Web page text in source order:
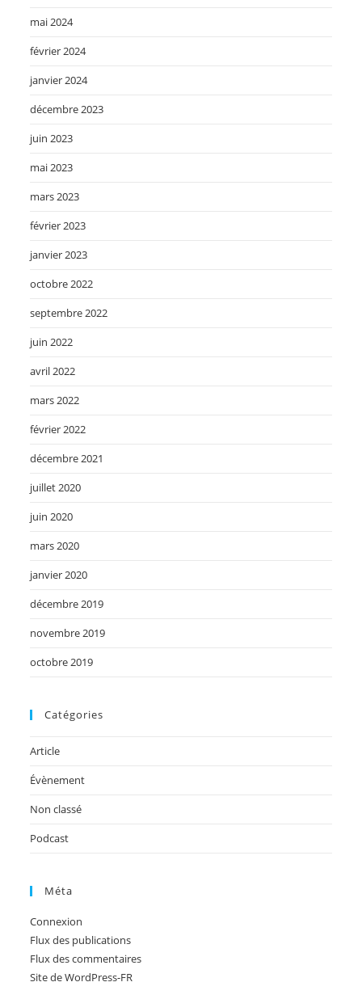
mai 2024
février 2024
janvier 2024
décembre 2023
juin 2023
mai 2023
mars 2023
février 2023
janvier 2023
octobre 2022
septembre 2022
juin 2022
avril 2022
mars 2022
février 2022
décembre 2021
juillet 2020
juin 2020
mars 2020
janvier 2020
décembre 2019
novembre 2019
octobre 2019
Catégories
Article
Évènement
Non classé
Podcast
Méta
Connexion
Flux des publications
Flux des commentaires
Site de WordPress-FR